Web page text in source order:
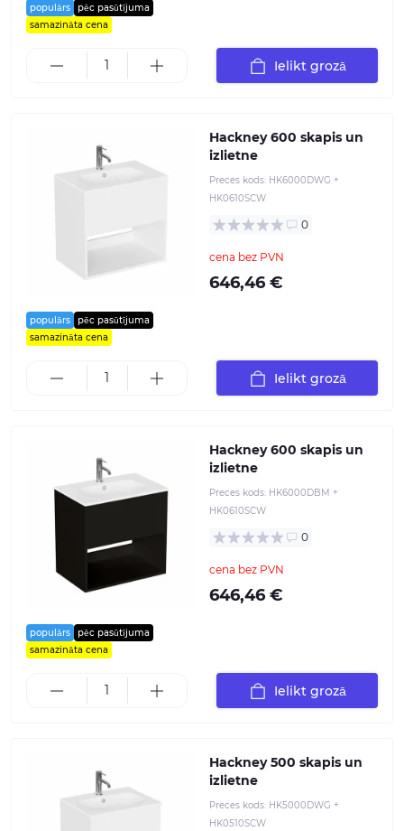
populārs
pēc pasūtījuma
samazināta cena
Ielikt grozā
populārs
pēc pasūtījuma
samazināta cena
Hackney 600 skapis un
izlietne
Preces kods: HK6000DWG +
HK0610SCW
0
cena bez PVN
646,46 €
Ielikt grozā
populārs
pēc pasūtījuma
samazināta cena
Hackney 600 skapis un
izlietne
Preces kods: HK6000DBM +
HK0610SCW
0
cena bez PVN
646,46 €
Ielikt grozā
Hackney 500 skapis un
izlietne
Preces kods: HK5000DWG +
HK0510SCW